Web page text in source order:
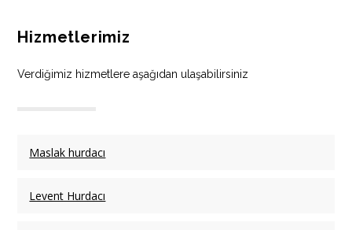
Hizmetlerimiz
Verdiğimiz hizmetlere aşağıdan ulaşabilirsiniz
Maslak hurdacı
Levent Hurdacı